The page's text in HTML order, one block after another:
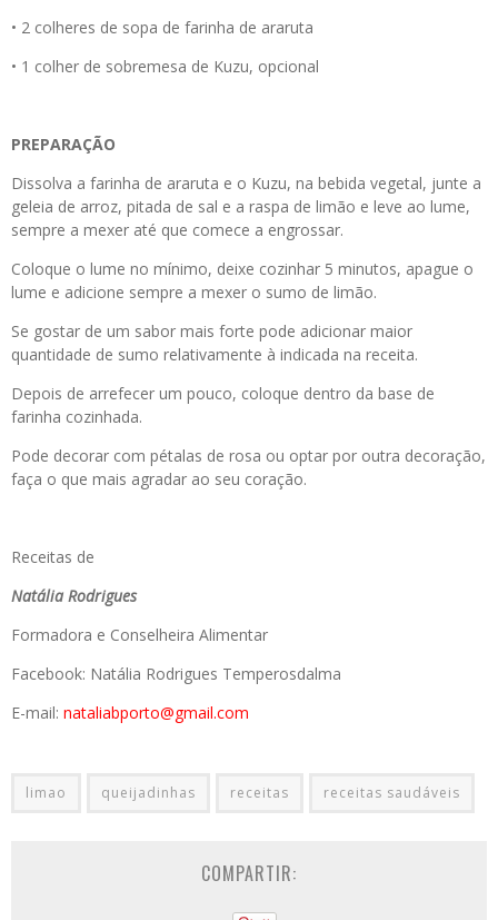
• 2 colheres de sopa de farinha de araruta
• 1 colher de sobremesa de Kuzu, opcional
PREPARAÇÃO
Dissolva a farinha de araruta e o Kuzu, na bebida vegetal, junte a
geleia de arroz, pitada de sal e a raspa de limão e leve ao lume,
sempre a mexer até que comece a engrossar.
Coloque o lume no mínimo, deixe cozinhar 5 minutos, apague o
lume e adicione sempre a mexer o sumo de limão.
Se gostar de um sabor mais forte pode adicionar maior
quantidade de sumo relativamente à indicada na receita.
Depois de arrefecer um pouco, coloque dentro da base de
farinha cozinhada.
Pode decorar com pétalas de rosa ou optar por outra decoração,
faça o que mais agradar ao seu coração.
Receitas de
Natália Rodrigues
Formadora e Conselheira Alimentar
Facebook: Natália Rodrigues Temperosdalma
E-mail: nataliabporto@gmail.com
limao queijadinhas receitas receitas saudáveis
COMPARTIR: